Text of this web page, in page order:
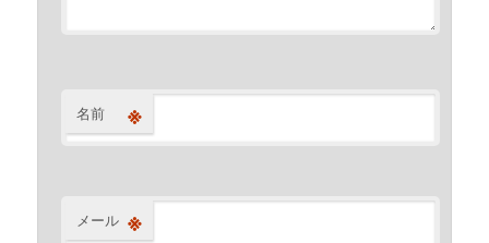
名前 ※
メール ※